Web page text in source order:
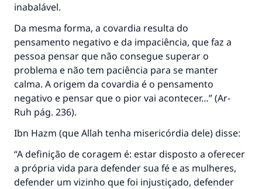
inabalável.
Da mesma forma, a covardia resulta do
pensamento negativo e da impaciência, que faz a
pessoa pensar que não consegue superar o
problema e não tem paciência para se manter
calma. A origem da covardia é o pensamento
negativo e pensar que o pior vai acontecer…” (Ar-
Ruh pág. 236).
Ibn Hazm (que Allah tenha misericórdia dele) disse:
“A definição de coragem é: estar disposto a oferecer
a própria vida para defender sua fé e as mulheres,
defender um vizinho que foi injustiçado, defender